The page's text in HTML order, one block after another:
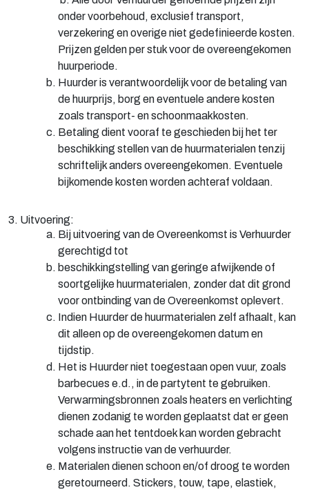
onder voorbehoud, exclusief transport,
verzekering en overige niet gedefinieerde kosten.
Prijzen gelden per stuk voor de overeengekomen
huurperiode.
Huurder is verantwoordelijk voor de betaling van
de huurprijs, borg en eventuele andere kosten
zoals transport- en schoonmaakkosten.
Betaling dient vooraf te geschieden bij het ter
beschikking stellen van de huurmaterialen tenzij
schriftelijk anders overeengekomen. Eventuele
bijkomende kosten worden achteraf voldaan.
3. Uitvoering:
Bij uitvoering van de Overeenkomst is Verhuurder
gerechtigd tot
beschikkingstelling van geringe afwijkende of
soortgelijke huurmaterialen, zonder dat dit grond
voor ontbinding van de Overeenkomst oplevert.
Indien Huurder de huurmaterialen zelf afhaalt, kan
dit alleen op de overeengekomen datum en
tijdstip.
Het is Huurder niet toegestaan open vuur, zoals
barbecues e.d., in de partytent te gebruiken.
Verwarmingsbronnen zoals heaters en verlichting
dienen zodanig te worden geplaatst dat er geen
schade aan het tentdoek kan worden gebracht
volgens instructie van de verhuurder.
Materialen dienen schoon en/of droog te worden
geretourneerd. Stickers, touw, tape, elastiek,